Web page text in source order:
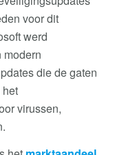
voor dit
werd
modern
die de gaten
virussen,